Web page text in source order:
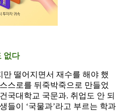
없다
떨어지면서 재수를 해야 했
스로를 뒤죽박죽으로 만들었
국대학교 국문과. 취업도 안 되
들이 ‘국물과’라고 부르는 학과